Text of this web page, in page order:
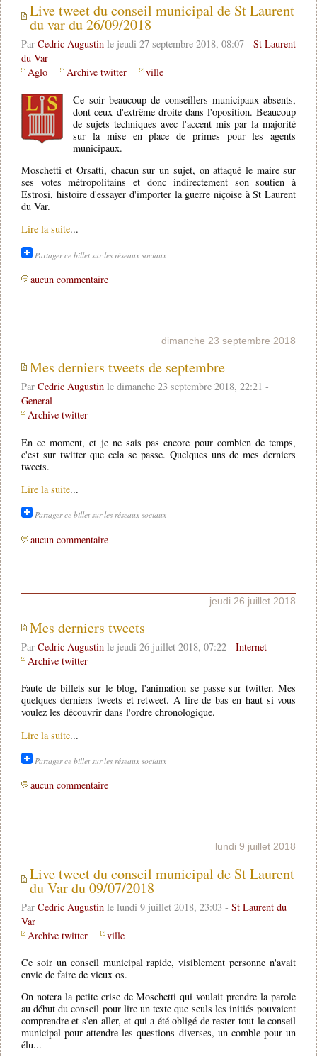
Live tweet du conseil municipal de St Laurent
du var du 26/09/2018
Par Cedric Augustinle jeudi 27 septembre 2018, 08:07 - St Laurent
du Var
Aglo
Archive twitter ville
Ce soir beaucoup de conseillers municipaux absents,
dont ceux d'extrême droite dans l'oposition. Beaucoup
de sujets techniques avec l'accent mis par la majorité
sur la mise en place de primes pour les agents
municipaux.
Moschetti et Orsatti, chacun sur un sujet, on attaqué le maire sur
ses votes métropolitains et donc indirectement son soutien à
Estrosi, histoire d'essayer d'importer la guerre niçoise à St Laurent
du Var.
Lire la suite...
Partager ce billet sur les réseaux sociaux
aucun commentaire
dimanche 23 septembre 2018
Mes derniers tweets de septembre
Par Cedric Augustinle dimanche 23 septembre 2018, 22:21 -
General
Archive twitter
En ce moment, et je ne sais pas encore pour combien de temps,
c'est sur twitter que cela se passe. Quelques uns de mes derniers
tweets.
Lire la suite...
Partager ce billet sur les réseaux sociaux
aucun commentaire
jeudi 26 juillet 2018
Mes derniers tweets
Par Cedric Augustinle jeudi 26 juillet 2018, 07:22 - Internet
Archive twitter
Faute de billets sur le blog, l'animation se passe sur twitter. Mes
quelques derniers tweets et retweet. A lire de bas en haut si vous
voulez les découvrir dans l'ordre chronologique.
Lire la suite...
Partager ce billet sur les réseaux sociaux
aucun commentaire
lundi 9 juillet 2018
Live tweet du conseil municipal de St Laurent
du Var du 09/07/2018
Par Cedric Augustinle lundi 9 juillet 2018, 23:03 - St Laurent du
Var
Archive twitter
ville
Ce soir un conseil municipal rapide, visiblement personne n'avait
envie de faire de vieux os.
On notera la petite crise de Moschetti qui voulait prendre la parole
au début du conseil pour lire un texte que seuls les initiés pouvaient
comprendre et s'en aller, et qui a été obligé de rester tout le conseil
municipal pour attendre les questions diverses, un comble pour un
élu...